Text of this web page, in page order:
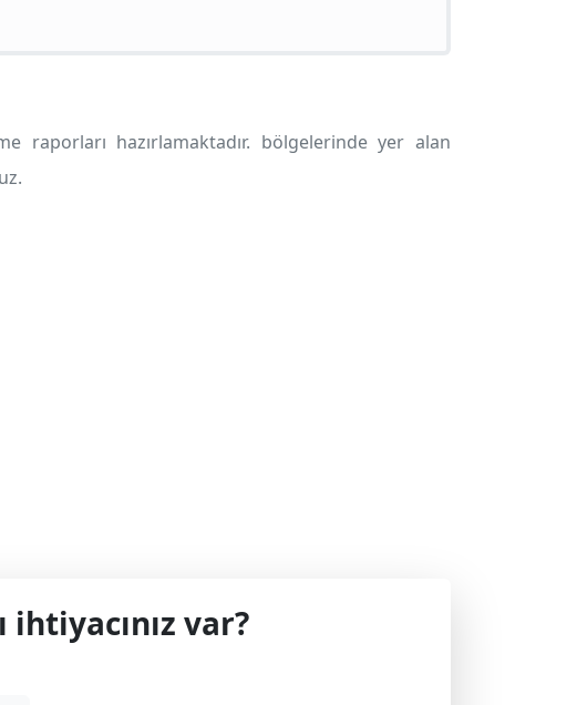
raporları hazırlamaktadır. bölgelerinde yer alan
var?